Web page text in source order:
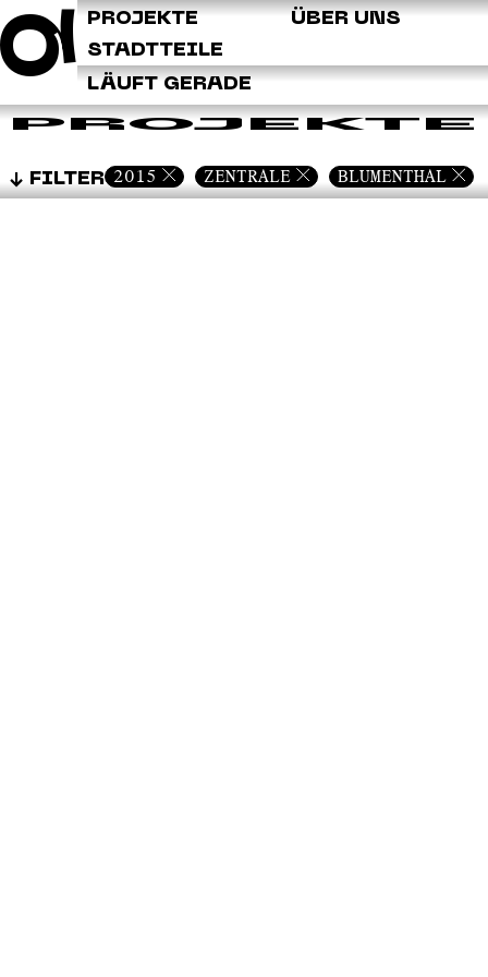
ÜBER UNS
PROJEKTE
STADTTEILE
LÄUFT GERADE
PROJEKTE
FILTER 2015 ZENTRALE BLUMENTHAL